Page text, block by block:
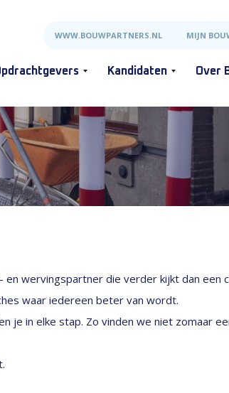
WWW.BOUWPARTNERS.NL MIJN
Kandidaten Over
wervingspartner die verder kijkt dan een
waar iedereen beter van wordt.
in elke stap. Zo vinden we niet zomaar